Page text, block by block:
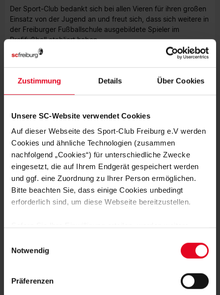
Zustimmung Details Über Cookies
Unsere SC-Website verwendet Cookies
Auf dieser Webseite des Sport-Club Freiburg e.V werden
Cookies und ähnliche Technologien (zusammen
nachfolgend „Cookies“) für unterschiedliche Zwecke
eingesetzt, die auf Ihrem Endgerät gespeichert werden
und ggf. eine Zuordnung zu Ihrer Person ermöglichen.
Bitte beachten Sie, dass einige Cookies unbedingt
erforderlich sind, um diese Webseite bereitzustellen.
Daten von Ihnen (z.B. persönlichen Identifikatoren oder
IP-Adressen) verarbeitet werden. Durch Klicken auf den
Speicherung aller aufgeführten Cookies und der
Notwendig
Präferenzen
Der Sport-Club bedankt sich bei allen Vieren für ihren großen
Einsatz von der Jugend an und freut sich, dass sich weitere in
der Freiburger Fußballschule ausgebildete Spieler im
Profifußball etabliert haben.
MIT VORFREUDE ZUM AUFTAKT IN
AALEN
SC II 05.08.2026
MIT FREUDE AM FUSSBALL UND R
ICHTIG GUTEN TALENTEN